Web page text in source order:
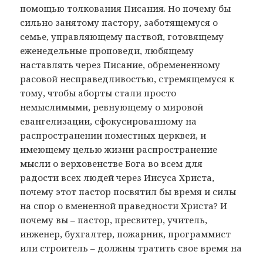
помощью толкования Писания. Но почему бы
сильно занятому пастору, заботящемуся о
семье, управляющему паствой, готовящему
еженедельные проповеди, любящему
наставлять через Писание, обремененному
расовой несправедливостью, стремящемуся к
тому, чтобы аборты стали просто
немыслимыми, ревнующему о мировой
евангелизации, сфокусированному на
распространении поместных церквей, и
имеющему целью жизни распространение
мысли о верховенстве Бога во всем для
радости всех людей через Иисуса Христа,
почему этот пастор посвятил бы время и силы
на спор о вмененной праведности Христа? И
почему вы – пастор, пресвитер, учитель,
инженер, бухгалтер, пожарник, программист
или строитель – должны тратить свое время на